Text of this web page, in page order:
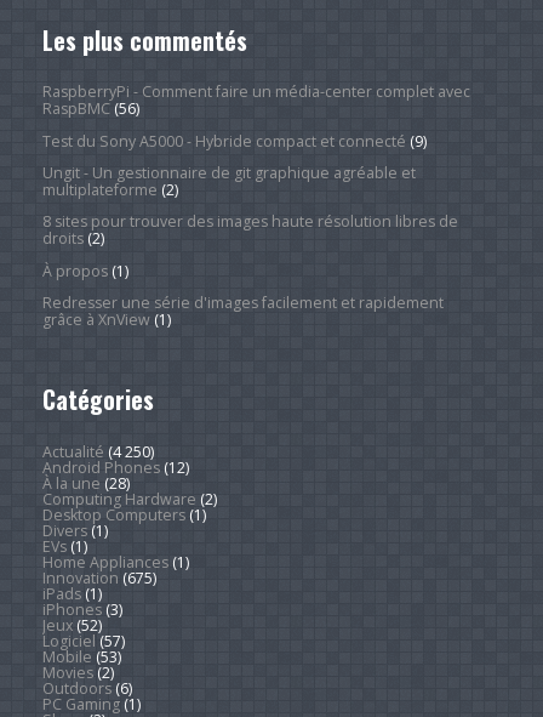
Les plus commentés
RaspberryPi - Comment faire un média-center complet avec
RaspBMC(56)
Test du Sony A5000 - Hybride compact et connecté (9)
Ungit - Un gestionnaire de git graphique agréable et
multiplateforme (2)
8 sites pour trouver des images haute résolution libres de
droits(2)
À propos(1)
Redresser une série d'images facilement et rapidement
grâce à XnView(1)
Catégories
Actualité (4 250)
Android Phones(12)
À la une (28)
Computing Hardware (2)
Desktop Computers(1)
Divers(1)
EVs(1)
Home Appliances(1)
Innovation (675)
iPads(1)
iPhones(3)
Jeux(52)
Logiciel (57)
Mobile (53)
Movies(2)
Outdoors(6)
PC Gaming(1)